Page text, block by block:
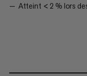
Atteint < 2 % lors